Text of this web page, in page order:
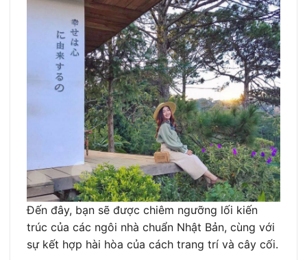
Đến đây, bạn sẽ được chiêm ngưỡng lối kiến
trúc của các ngôi nhà chuẩn Nhật Bản, cùng với
sự kết hợp hài hòa của cách trang trí và cây cối.